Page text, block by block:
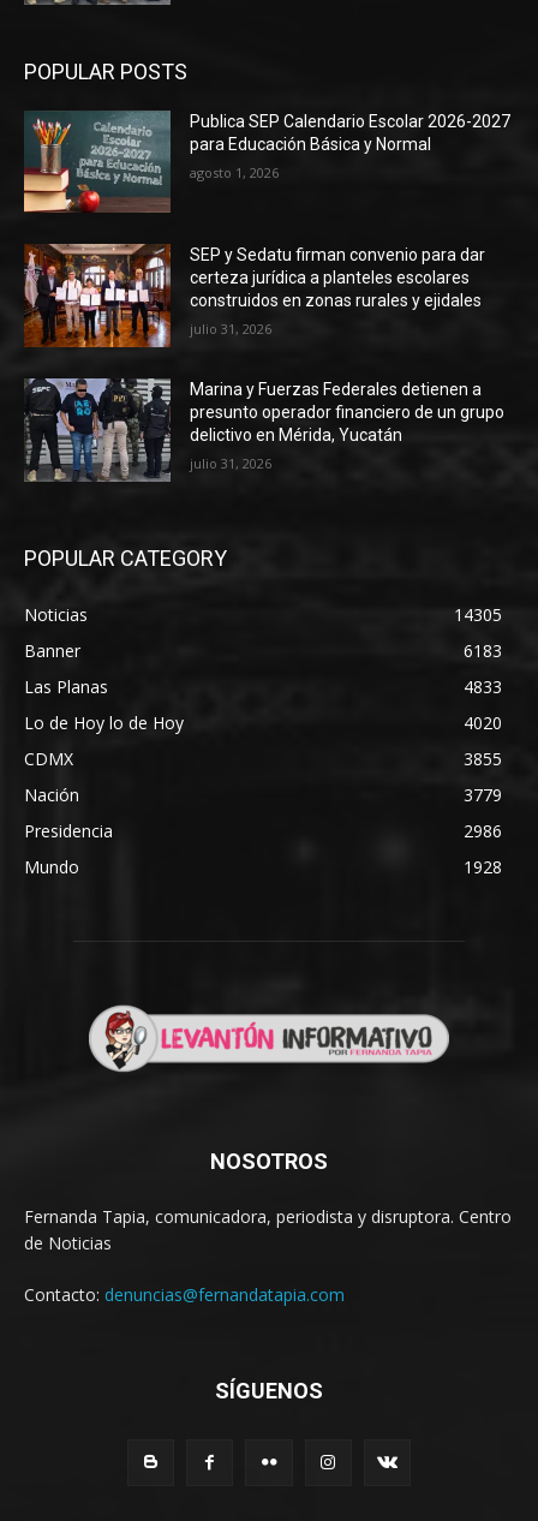
POPULAR POSTS
Publica SEP Calendario Escolar 2026-2027
para Educación Básica y Normal
agosto 1, 2026
SEP y Sedatu firman convenio para dar
certeza jurídica a planteles escolares
construidos en zonas rurales y ejidales
julio 31, 2026
Marina y Fuerzas Federales detienen a
presunto operador financiero de un grupo
delictivo en Mérida, Yucatán
julio 31, 2026
POPULAR CATEGORY
Noticias
14305
Banner
6183
Las Planas
4833
Lo de Hoy lo de Hoy
4020
CDMX
3855
Nación
3779
Presidencia
2986
Mundo
1928
NOSOTROS
Fernanda Tapia, comunicadora, periodista y disruptora. Centro
de Noticias
Contacto: denuncias@fernandatapia.com
SÍGUENOS